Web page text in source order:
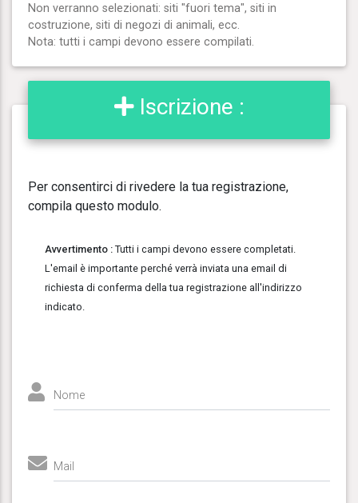
Non verranno selezionati: siti "fuori tema", siti in
costruzione, siti di negozi di animali, ecc.
Nota: tutti i campi devono essere compilati.
Iscrizione :
Per consentirci di rivedere la tua registrazione,
compila questo modulo.
Avvertimento : Tutti i campi devono essere completati.
L'email è importante perché verrà inviata una email di
richiesta di conferma della tua registrazione all'indirizzo
indicato.
Nome
Mail